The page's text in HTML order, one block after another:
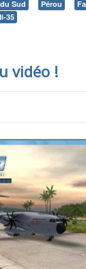
Sud Pérou
35
vidéo !